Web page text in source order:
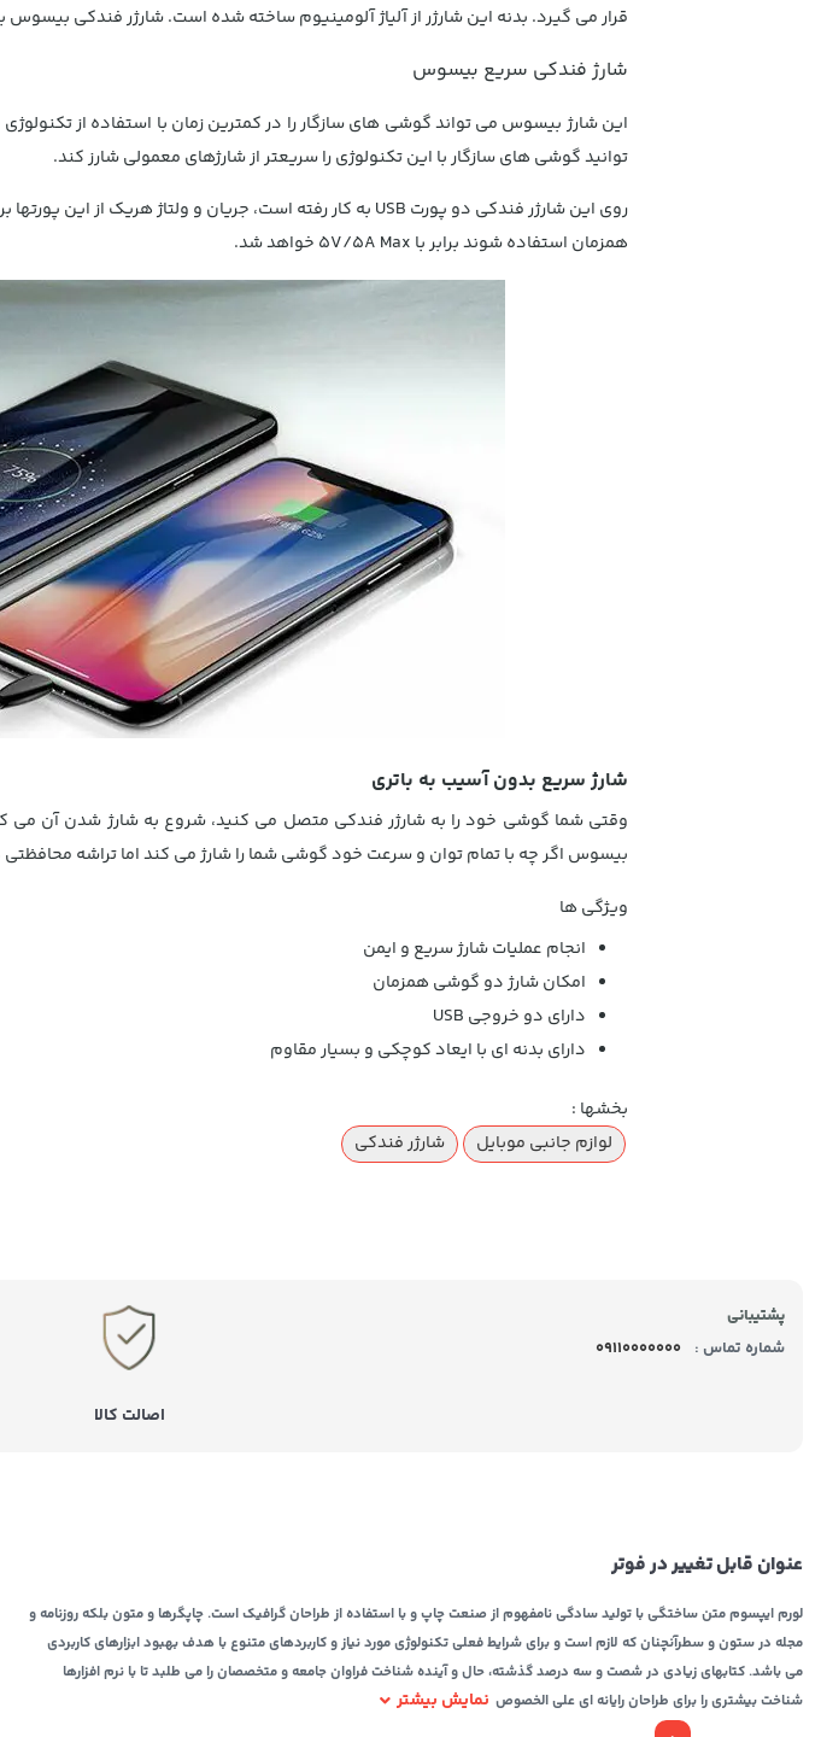
قرار می گیرد. بدنه این شارژر از آلیاژ آلومینیوم ساخته شده است. شارژر فندکی بیسوس با داشتن 2 پورت خروجی از شارژ همزمان دو گوشی
شارژ فندکی سریع بیسوس
این شارژ بیسوس می تواند گوشی های سازگار را در کمترین زمان با استفاده از
توانید گوشی های سازگار با این تکنولوژی را سریعتر از شارژهای معمولی شارز کند.
همزمان استفاده شوند برابر با 5V/5A Max خواهد شد.
شارژ سریع بدون آسیب به باتری
وقتی شما گوشی خود را به شارژر فندکی متصل می کنید، شروع به شارژ شدن آن می
بیسوس اگر چه با تمام توان و سرعت خود گوشی شما را شارژ می کند اما تراشه
ویژگی ها
انجام عملیات شارژ سریع و ایمن
امکان شارژ دو گوشی همزمان
دارای دو خروجی USB
دارای بدنه ای با ایعاد کوچکی و بسیار مقاوم
بخشها :
لوازم جانبی موبایل
شارژر فندکی
پشتیبانی
شماره تماس :
09110000000
اصالت کالا
عنوان قابل تغییر در فوتر
لورم ایپسوم متن ساختگی با تولید سادگی نامفهوم از صنعت چاپ و با استفاده از طراحان گرافیک است. چاپگرها و متون بلکه روزنامه و
مجله در ستون و سطرآنچنان که لازم است و برای شرایط فعلی تکنولوژی مورد نیاز و کاربردهای متنوع با هدف بهبود ابزارهای کاربردی
می باشد. کتابهای زیادی در شصت و سه درصد گذشته، حال و آینده شناخت فراوان جامعه و متخصصان را می طلبد تا با نرم افزارها
شناخت بیشتری را برای طراحان رایانه ای علی الخصوص نمایش بیشتر